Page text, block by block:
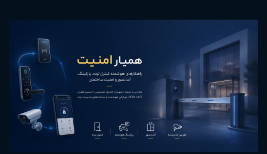
همیار امنیت